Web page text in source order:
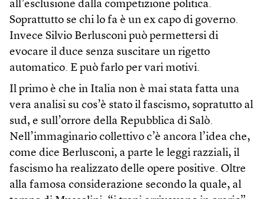
all’esclusione dalla competizione politica.
Soprattutto se chi lo fa è un ex capo di governo.
Invece Silvio Berlusconi può permettersi di
evocare il duce senza suscitare un rigetto
automatico. E può farlo per vari motivi.
Il primo è che in Italia non è mai stata fatta una
vera analisi su cos’è stato il fascismo, sopratutto al
sud, e sull’orrore della Repubblica di Salò.
Nell’immaginario collettivo c’è ancora l’idea che,
come dice Berlusconi, a parte le leggi razziali, il
fascismo ha realizzato delle opere positive. Oltre
alla famosa considerazione secondo la quale, al